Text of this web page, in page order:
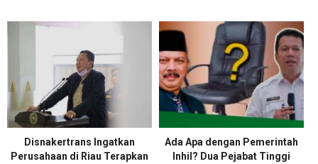
Disnakertrans Ingatkan
Perusahaan di Riau Terapkan
Ada Apa dengan Pemerintah
Inhil? Dua Pejabat Tinggi